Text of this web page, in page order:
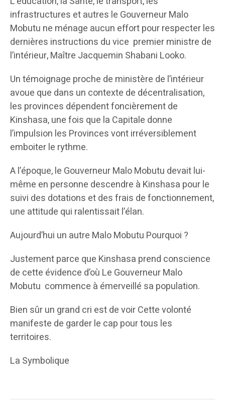
infrastructures et autres le Gouverneur Malo
Mobutu ne ménage aucun effort pour respecter les
dernières instructions du vice premier ministre de
l’intérieur, Maître Jacquemin Shabani Looko.
Un témoignage proche de ministère de l’intérieur
avoue que dans un contexte de décentralisation,
les provinces dépendent foncièrement de
Kinshasa, une fois que la Capitale donne
l’impulsion les Provinces vont irréversiblement
emboiter le rythme.
A l’époque, le Gouverneur Malo Mobutu devait lui-
même en personne descendre à Kinshasa pour le
suivi des dotations et des frais de fonctionnement,
une attitude qui ralentissait l’élan.
Aujourd’hui un autre Malo Mobutu Pourquoi ?
Justement parce que Kinshasa prend conscience
de cette évidence d’où Le Gouverneur Malo
Mobutu commence à émerveillé sa population.
Bien sûr un grand cri est de voir Cette volonté
manifeste de garder le cap pour tous les
territoires.
La Symbolique